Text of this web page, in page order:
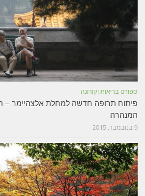
ספורט בריאות וקורונה
פיתוח תרופה חדשה למחלת אלצהיימר –
המנהרה
9 בנובמבר, 2015